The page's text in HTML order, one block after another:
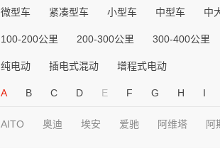
微型车 紧凑型车 小型车 中型车 中
100-200公里 200-300公里 300-400公里
纯电动 插电式混动 增程式电动
A B C D E F G H I
AITO 奥迪 埃安 爱驰 阿维塔 阿